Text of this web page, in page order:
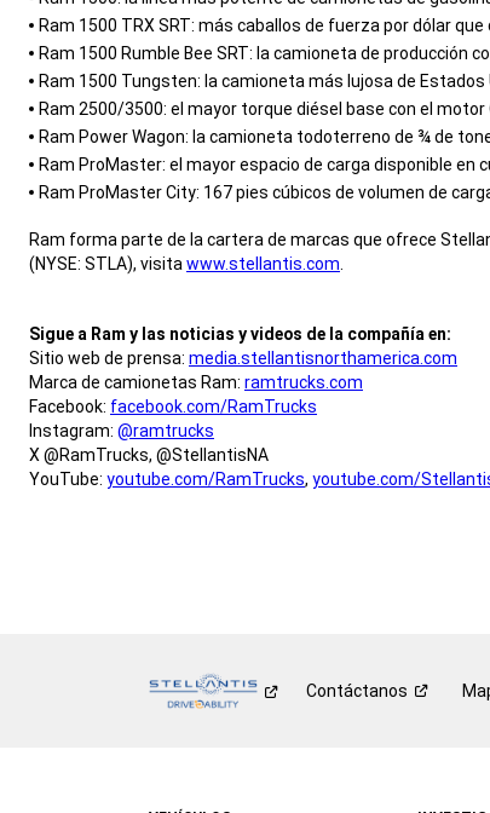
Ram 1500 TRX SRT: más caballos de fuerza por dólar
Ram 1500 Rumble Bee SRT: la camioneta de producción
Ram 1500 Tungsten: la camioneta más lujosa de Estados
Ram 2500/3500: el mayor torque diésel base con el
Ram Power Wagon: la camioneta todoterreno de ¾ de
Ram ProMaster: el mayor espacio de carga disponible
Ram ProMaster City: 167 pies cúbicos de volumen de
Ram forma parte de la cartera de marcas que ofrece
(NYSE: STLA), visita www.stellantis.com
Sigue a Ram y las noticias y videos de la compañía en:
Sitio web de prensa: media.stellantisnorthamerica.com
Marca de camionetas Ram: ramtrucks.com
Facebook: facebook.com/RamTrucks
Instagram: @ramtrucks
X @RamTrucks, @StellantisNA
YouTube: youtube.com/RamTrucks, youtube.com/
Contáctanos